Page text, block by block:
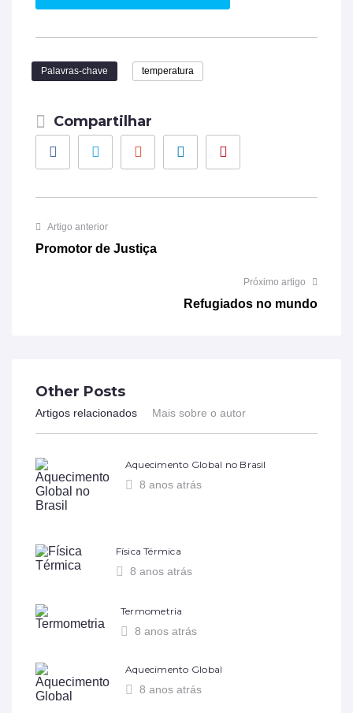
Palavras-chave temperatura
Compartilhar
FacebookTwitter Google+ LinkedIn
Artigo anterior
Promotor de Justiça
Próximo artigo
Refugiados no mundo
Other Posts
Artigos relacionados Mais sobre o autor
Aquecimento Global no Brasil
8 anos atrás
Física Térmica
8 anos atrás
Termometria
8 anos atrás
Aquecimento Global
8 anos atrás